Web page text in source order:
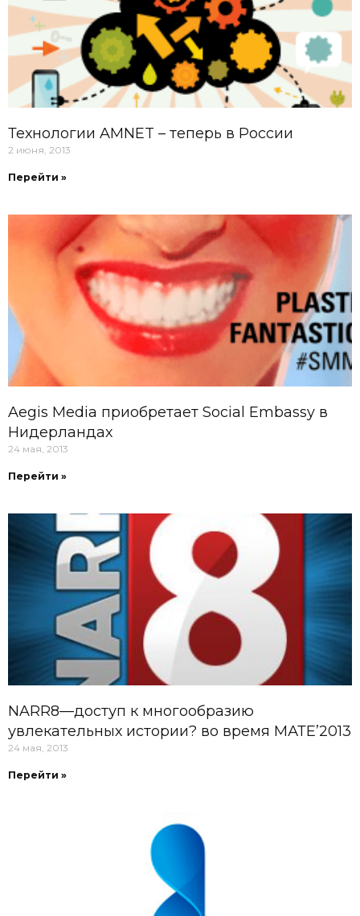
Технологии AMNET – теперь в России
2 июня, 2013
Перейти »
Aegis Media приобретает Social Embassy в
Нидерландах
24 мая, 2013
Перейти »
NARR8—доступ к многообразию
увлекательных истории? во время МАТЕ’2013
24 мая, 2013
Перейти »